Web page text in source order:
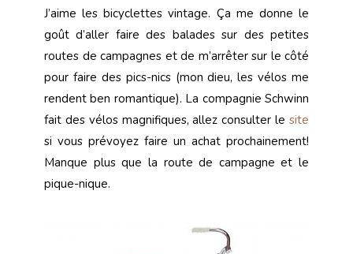
J’aime les bicyclettes vintage. Ça me donne le
goût d’aller faire des balades sur des petites
routes de campagnes et de m’arrêter sur le côté
pour faire des pics-nics (mon dieu, les vélos me
rendent ben romantique). La compagnie Schwinn
fait des vélos magnifiques, allez consulter le site
si vous prévoyez faire un achat prochainement!
Manque plus que la route de campagne et le
pique-nique.